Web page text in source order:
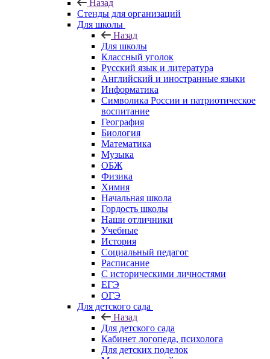
Назад
Стенды для организаций
Для школы
Назад
Для школы
Классный уголок
Русский язык и литература
Английский и иностранные языки
Информатика
Символика России и патриотическое
воспитание
География
Биология
Математика
Музыка
ОБЖ
Физика
Химия
Начальная школа
Гордость школы
Наши отличники
Учебные
История
Социальный педагог
Расписание
С историческими личностями
ЕГЭ
ОГЭ
Для детского сада
Назад
Для детского сада
Кабинет логопеда, психолога
Для детских поделок